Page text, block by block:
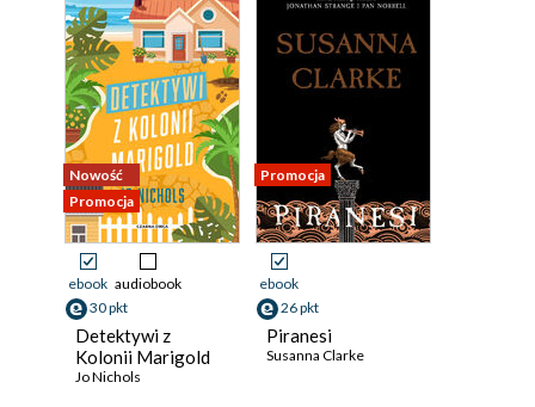
Nowość
Promocja
ebook audiobook
30 pkt
Detektywi z
Kolonii Marigold
Jo Nichols
Promocja
ebook
26 pkt
Piranesi
Susanna Clarke